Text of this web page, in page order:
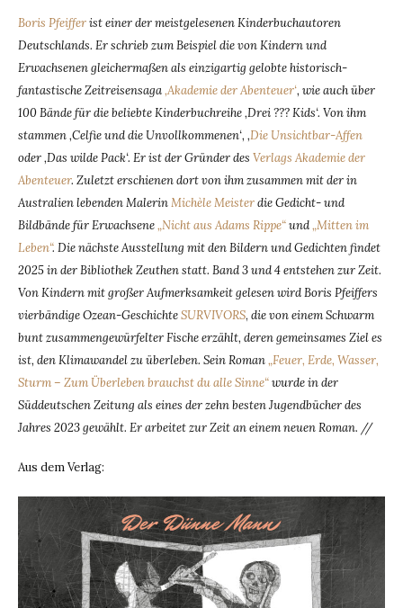
Boris Pfeifferist einer der meistgelesenen Kinderbuchautoren
Deutschlands. Er schrieb zum Beispiel die von Kindern und
Erwachsenen gleichermaßen als einzigartig gelobte historisch-
fantastische Zeitreisensaga‚Akademie der Abenteuer‘, wie auch über
100 Bände für die beliebte Kinderbuchreihe ‚Drei ??? Kids‘. Von ihm
stammen ‚Celfie und die Unvollkommenen‘, ‚Die Unsichtbar-Affen
oder ‚Das wilde Pack‘. Er ist der Gründer des Verlags Akademie der
Abenteuer. Zuletzt erschienen dort von ihm zusammen mit der in
Australien lebenden MalerinMichèle Meisterdie Gedicht- und
Bildbände für Erwachsene„Nicht aus Adams Rippe“und„Mitten im
Leben“. Die nächste Ausstellung mit den Bildern und Gedichten findet
2025 in der Bibliothek Zeuthen statt. Band 3 und 4 entstehen zur Zeit.
Von Kindern mit großer Aufmerksamkeit gelesen wird Boris Pfeiffers
vierbändige Ozean-GeschichteSURVIVORS, die von einem Schwarm
bunt zusammengewürfelter Fische erzählt, deren gemeinsames Ziel es
ist, den Klimawandel zu überleben. Sein Roman„Feuer, Erde, Wasser,
Sturm – Zum Überleben brauchst du alle Sinne“wurde in der
Süddeutschen Zeitung als eines der zehn besten Jugendbücher des
Jahres 2023 gewählt. Er arbeitet zur Zeit an einem neuen Roman. //
Aus dem Verlag: